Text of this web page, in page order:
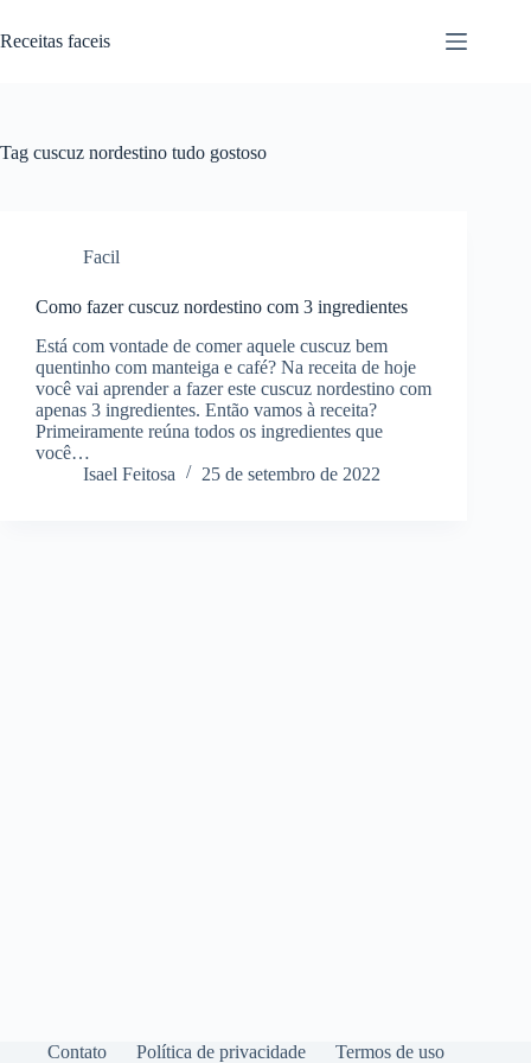
para
o
Receitas faceis
Tag cuscuz nordestino tudo gostoso
Facil
Como fazer cuscuz nordestino com 3 ingredientes
Está com vontade de comer aquele cuscuz bem
quentinho com manteiga e café? Na receita de hoje
você vai aprender a fazer este cuscuz nordestino com
apenas 3 ingredientes. Então vamos à receita?
Primeiramente reúna todos os ingredientes que
você…
Isael Feitosa
25 de setembro de 2022
Contato Política de privacidade Termos de uso